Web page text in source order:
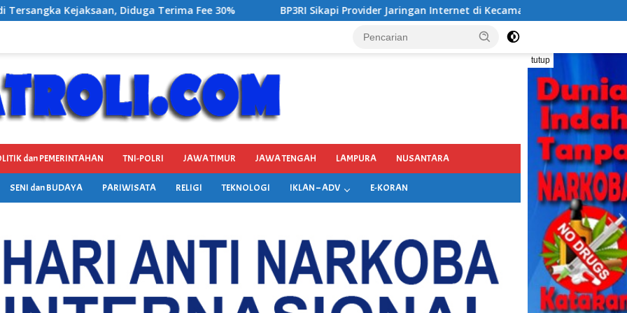
Fee 30% BP3RI Sikapi Provider Jaringan Internet di Kecamatan Songgon Kabupaten Banyuwangi
tutup
dan PEMERINTAHAN TNI-POLRI JAWA TIMUR JAWA TENGAH LAMPURA NUSANTARA
SENI dan BUDAYA PARIWISATA RELIGI TEKNOLOGI IKLAN – ADV E-KORAN